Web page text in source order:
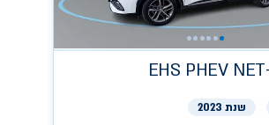
EHS PHEV
שנת 2023